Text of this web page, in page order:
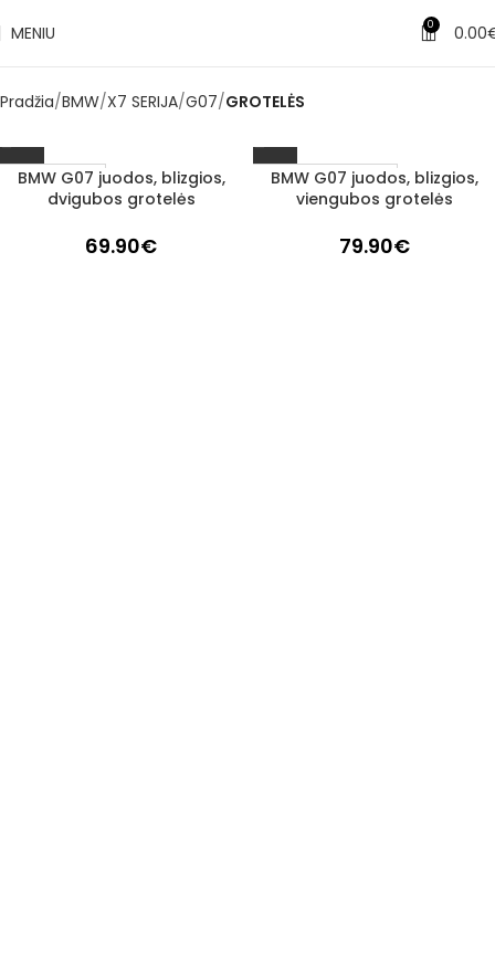
MENIU 0 0.00
Pradžia BMW X7 SERIJA G07 GROTELĖS
1–3 d. d.
BMW G07 juodos, blizgios,
dvigubos grotelės
69.90€
Užsakoma prekė
3–5 d. d.
BMW G07 juodos, blizgios,
viengubos grotelės
79.90€